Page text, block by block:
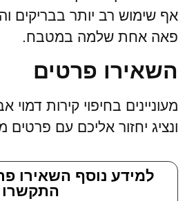
אף שימוש רב יותר בבריקים
פאה אחת שלמה במטבח.
השאירו פרטים
מעוניינים בחיפוי קירות
ונציג יחזור אליכם עם פרטים
למידע נוסף השאירו
התקשרו